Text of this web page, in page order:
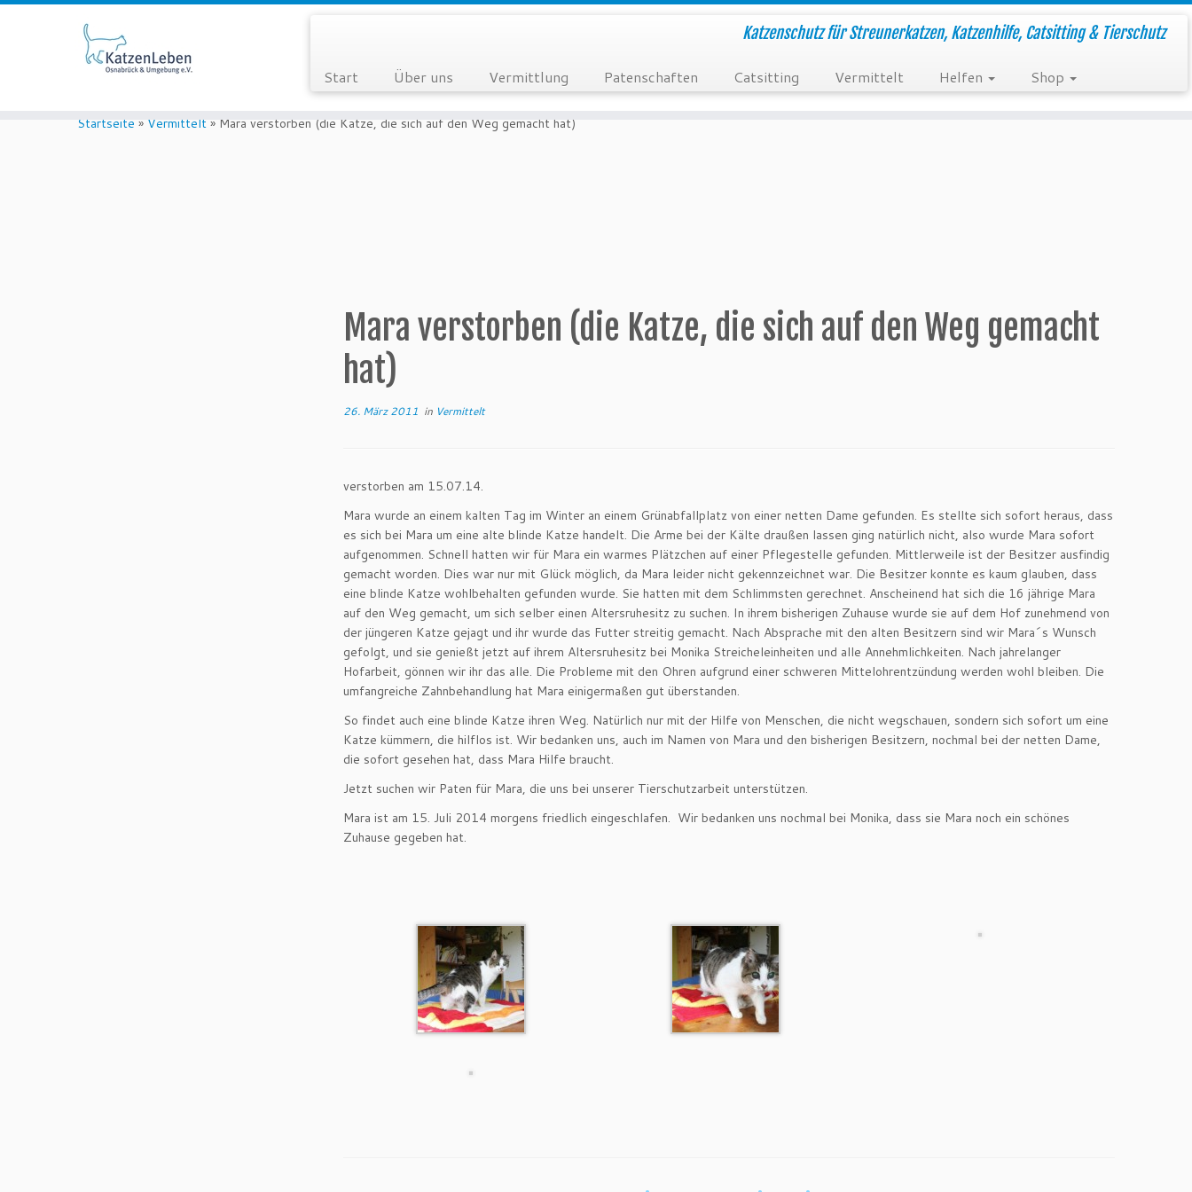
Katzenschutz für Streunerkatzen, Katzenhilfe, Catsitting & Tierschutz
Start Über uns Vermittlung Patenschaften Catsitting Vermittelt Helfen Shop
Startseite » Vermittelt » Mara verstorben (die Katze, die sich auf den Weg gemacht hat)
Mara verstorben (die Katze, die sich auf den Weg gemacht
hat)
26. März 2011 in Vermittelt
verstorben am 15.07.14.
Mara wurde an einem kalten Tag im Winter an einem Grünabfallplatz von einer netten Dame gefunden. Es stellte sich sofort heraus, dass
es sich bei Mara um eine alte blinde Katze handelt. Die Arme bei der Kälte draußen lassen ging natürlich nicht, also wurde Mara sofort
aufgenommen. Schnell hatten wir für Mara ein warmes Plätzchen auf einer Pflegestelle gefunden. Mittlerweile ist der Besitzer ausfindig
gemacht worden. Dies war nur mit Glück möglich, da Mara leider nicht gekennzeichnet war. Die Besitzer konnte es kaum glauben, dass
eine blinde Katze wohlbehalten gefunden wurde. Sie hatten mit dem Schlimmsten gerechnet. Anscheinend hat sich die 16 jährige Mara
auf den Weg gemacht, um sich selber einen Altersruhesitz zu suchen. In ihrem bisherigen Zuhause wurde sie auf dem Hof zunehmend von
der jüngeren Katze gejagt und ihr wurde das Futter streitig gemacht. Nach Absprache mit den alten Besitzern sind wir Mara´s Wunsch
gefolgt, und sie genießt jetzt auf ihrem Altersruhesitz bei Monika Streicheleinheiten und alle Annehmlichkeiten. Nach jahrelanger
Hofarbeit, gönnen wir ihr das alle. Die Probleme mit den Ohren aufgrund einer schweren Mittelohrentzündung werden wohl bleiben. Die
umfangreiche Zahnbehandlung hat Mara einigermaßen gut überstanden.
So findet auch eine blinde Katze ihren Weg. Natürlich nur mit der Hilfe von Menschen, die nicht wegschauen, sondern sich sofort um eine
Katze kümmern, die hilflos ist. Wir bedanken uns, auch im Namen von Mara und den bisherigen Besitzern, nochmal bei der netten Dame,
die sofort gesehen hat, dass Mara Hilfe braucht.
Jetzt suchen wir Paten für Mara, die uns bei unserer Tierschutzarbeit unterstützen.
Mara ist am 15. Juli 2014 morgens friedlich eingeschlafen. Wir bedanken uns nochmal bei Monika, dass sie Mara noch ein schönes
Zuhause gegeben hat.